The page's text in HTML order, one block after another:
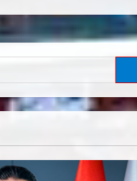
KADEME GÜREŞ
Temmuz 2, 2026